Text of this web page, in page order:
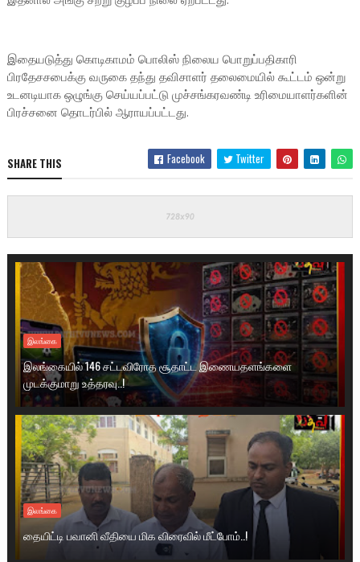
இதையடுத்து கொடிகாமம் பொலிஸ் நிலைய பொறுப்பதிகாரி
பிரதேசசபைக்கு வருகை தந்து தவிசாளர் தலைமையில் கூட்டம் ஒன்று
உடனடியாக ஒழுங்கு செய்யப்பட்டு முச்சங்கரவண்டி உரிமையாளர்களின்
பிரச்சனை தொடர்பில் ஆராயப்பட்டது.
SHARE THIS Facebook Twitter
இலங்கை
இலங்கையில் 146 சட்டவிரோத சூதாட்ட இணையதளங்களை
முடக்குமாறு உத்தரவு..!
இலங்கை
தையிட்டி பவானி வீதியை மிக விரைவில் மீட்போம்..!